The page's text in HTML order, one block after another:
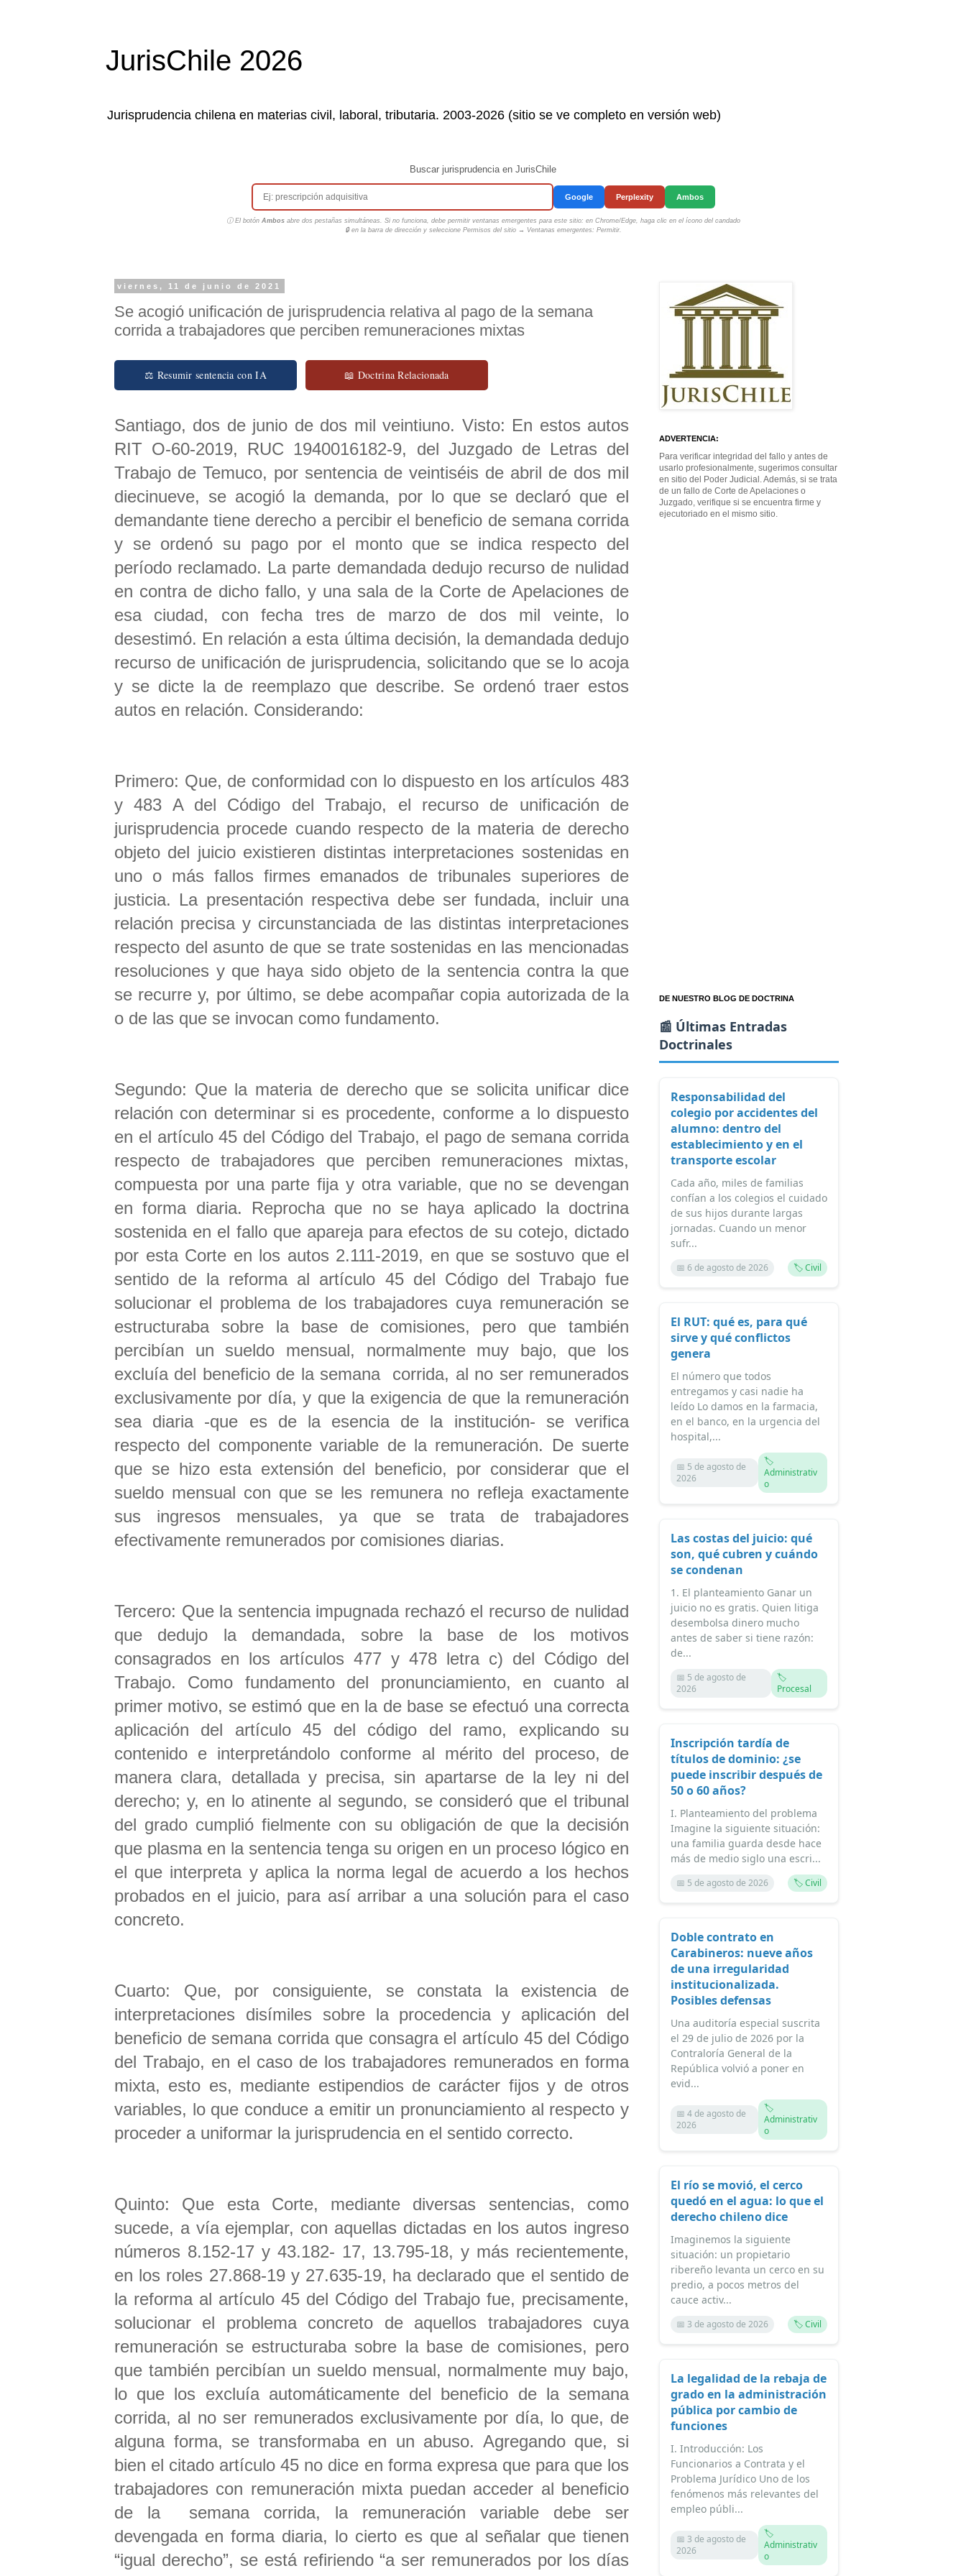
JurisChile 2026
Jurisprudencia chilena en materias civil, laboral, tributaria. 2003-2026 (sitio se ve completo en versión web)
Buscar jurisprudencia en JurisChile
Google Perplexity Ambos
ⓘ El botón Ambosabre dos pestañas simultáneas. Si no funciona, debe permitir ventanas emergentes para este sitio: en Chrome/Edge, haga clic en el ícono del candado
🔒 en la barra de dirección y seleccione Permisos del sitio → Ventanas emergentes: Permitir.
viernes, 11 de junio de 2021
Se acogió unificación de jurisprudencia relativa al pago de la semana
corrida a trabajadores que perciben remuneraciones mixtas
⚖ Resumir sentencia con IA 📖 Doctrina Relacionada
Santiago, dos de junio de dos mil veintiuno. Visto: En estos autos
RIT O-60-2019, RUC 1940016182-9, del Juzgado de Letras del
Trabajo de Temuco, por sentencia de veintiséis de abril de dos mil
diecinueve, se acogió la demanda, por lo que se declaró que el
demandante tiene derecho a percibir el beneficio de semana corrida
y se ordenó su pago por el monto que se indica respecto del
período reclamado. La parte demandada dedujo recurso de nulidad
en contra de dicho fallo, y una sala de la Corte de Apelaciones de
esa ciudad, con fecha tres de marzo de dos mil veinte, lo
desestimó. En relación a esta última decisión, la demandada dedujo
recurso de unificación de jurisprudencia, solicitando que se lo acoja
y se dicte la de reemplazo que describe. Se ordenó traer estos
autos en relación. Considerando:
Primero: Que, de conformidad con lo dispuesto en los artículos 483
y 483 A del Código del Trabajo, el recurso de unificación de
jurisprudencia procede cuando respecto de la materia de derecho
objeto del juicio existieren distintas interpretaciones sostenidas en
uno o más fallos firmes emanados de tribunales superiores de
justicia. La presentación respectiva debe ser fundada, incluir una
relación precisa y circunstanciada de las distintas interpretaciones
respecto del asunto de que se trate sostenidas en las mencionadas
resoluciones y que haya sido objeto de la sentencia contra la que
se recurre y, por último, se debe acompañar copia autorizada de la
o de las que se invocan como fundamento.
Segundo: Que la materia de derecho que se solicita unificar dice
relación con determinar si es procedente, conforme a lo dispuesto
en el artículo 45 del Código del Trabajo, el pago de semana corrida
respecto de trabajadores que perciben remuneraciones mixtas,
compuesta por una parte fija y otra variable, que no se devengan
en forma diaria. Reprocha que no se haya aplicado la doctrina
sostenida en el fallo que apareja para efectos de su cotejo, dictado
por esta Corte en los autos 2.111-2019, en que se sostuvo que el
sentido de la reforma al artículo 45 del Código del Trabajo fue
solucionar el problema de los trabajadores cuya remuneración se
estructuraba sobre la base de comisiones, pero que también
percibían un sueldo mensual, normalmente muy bajo, que los
excluía del beneficio de la semana corrida, al no ser remunerados
exclusivamente por día, y que la exigencia de que la remuneración
sea diaria -que es de la esencia de la institución- se verifica
respecto del componente variable de la remuneración. De suerte
que se hizo esta extensión del beneficio, por considerar que el
sueldo mensual con que se les remunera no refleja exactamente
sus ingresos mensuales, ya que se trata de trabajadores
efectivamente remunerados por comisiones diarias.
Tercero: Que la sentencia impugnada rechazó el recurso de nulidad
que dedujo la demandada, sobre la base de los motivos
consagrados en los artículos 477 y 478 letra c) del Código del
Trabajo. Como fundamento del pronunciamiento, en cuanto al
primer motivo, se estimó que en la de base se efectuó una correcta
aplicación del artículo 45 del código del ramo, explicando su
contenido e interpretándolo conforme al mérito del proceso, de
manera clara, detallada y precisa, sin apartarse de la ley ni del
derecho; y, en lo atinente al segundo, se consideró que el tribunal
del grado cumplió fielmente con su obligación de que la decisión
que plasma en la sentencia tenga su origen en un proceso lógico en
el que interpreta y aplica la norma legal de acuerdo a los hechos
probados en el juicio, para así arribar a una solución para el caso
concreto.
Cuarto: Que, por consiguiente, se constata la existencia de
interpretaciones disímiles sobre la procedencia y aplicación del
beneficio de semana corrida que consagra el artículo 45 del Código
del Trabajo, en el caso de los trabajadores remunerados en forma
mixta, esto es, mediante estipendios de carácter fijos y de otros
variables, lo que conduce a emitir un pronunciamiento al respecto y
proceder a uniformar la jurisprudencia en el sentido correcto.
Quinto: Que esta Corte, mediante diversas sentencias, como
sucede, a vía ejemplar, con aquellas dictadas en los autos ingreso
números 8.152-17 y 43.182- 17, 13.795-18, y más recientemente,
en los roles 27.868-19 y 27.635-19, ha declarado que el sentido de
la reforma al artículo 45 del Código del Trabajo fue, precisamente,
solucionar el problema concreto de aquellos trabajadores cuya
remuneración se estructuraba sobre la base de comisiones, pero
que también percibían un sueldo mensual, normalmente muy bajo,
lo que los excluía automáticamente del beneficio de la semana
corrida, al no ser remunerados exclusivamente por día, lo que, de
alguna forma, se transformaba en un abuso. Agregando que, si
bien el citado artículo 45 no dice en forma expresa que para que los
trabajadores con remuneración mixta puedan acceder al beneficio
de la semana corrida, la remuneración variable debe ser
devengada en forma diaria, lo cierto es que al señalar que tienen
“igual derecho”, se está refiriendo “a ser remunerados por los días
ADVERTENCIA:
Para verificar integridad del fallo y antes de
usarlo profesionalmente, sugerimos consultar
en sitio del Poder Judicial. Además, si se trata
de un fallo de Corte de Apelaciones o
Juzgado, verifique si se encuentra firme y
ejecutoriado en el mismo sitio.
DE NUESTRO BLOG DE DOCTRINA
📰 Últimas Entradas
Doctrinales
Responsabilidad del
colegio por accidentes del
alumno: dentro del
establecimiento y en el
transporte escolar
Cada año, miles de familias
confían a los colegios el cuidado
de sus hijos durante largas
jornadas. Cuando un menor
sufr...
📅 6 de agosto de 2026 🏷️ Civil
El RUT: qué es, para qué
sirve y qué conflictos
genera
El número que todos
entregamos y casi nadie ha
leído Lo damos en la farmacia,
en el banco, en la urgencia del
hospital,...
📅 5 de agosto de
2026
🏷️
Administrativ
o
Las costas del juicio: qué
son, qué cubren y cuándo
se condenan
1. El planteamiento Ganar un
juicio no es gratis. Quien litiga
desembolsa dinero mucho
antes de saber si tiene razón:
de...
📅 5 de agosto de
2026
🏷️
Procesal
Inscripción tardía de
títulos de dominio: ¿se
puede inscribir después de
50 o 60 años?
I. Planteamiento del problema
Imagine la siguiente situación:
una familia guarda desde hace
más de medio siglo una escri...
📅 5 de agosto de 2026 🏷️ Civil
Doble contrato en
Carabineros: nueve años
de una irregularidad
institucionalizada.
Posibles defensas
Una auditoría especial suscrita
el 29 de julio de 2026 por la
Contraloría General de la
República volvió a poner en
evid...
📅 4 de agosto de
2026
🏷️
Administrativ
o
El río se movió, el cerco
quedó en el agua: lo que el
derecho chileno dice
Imaginemos la siguiente
situación: un propietario
ribereño levanta un cerco en su
predio, a pocos metros del
cauce activ...
📅 3 de agosto de 2026 🏷️ Civil
La legalidad de la rebaja de
grado en la administración
pública por cambio de
funciones
I. Introducción: Los
Funcionarios a Contrata y el
Problema Jurídico Uno de los
fenómenos más relevantes del
empleo públi...
📅 3 de agosto de
2026
🏷️
Administrativ
o